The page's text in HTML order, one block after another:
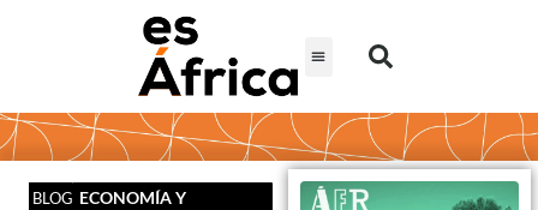
BLOG ECONOMÍA Y